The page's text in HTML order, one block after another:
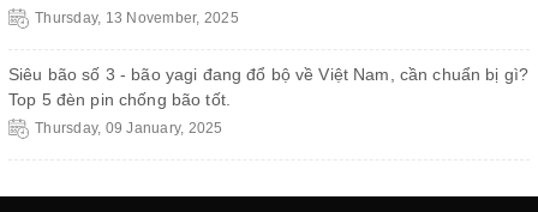
Thursday, 13 November, 2025
Siêu bão số 3 - bão yagi đang đổ bộ về Việt Nam, cần chuẩn bị gì?
Top 5 đèn pin chống bão tốt.
Thursday, 09 January, 2025